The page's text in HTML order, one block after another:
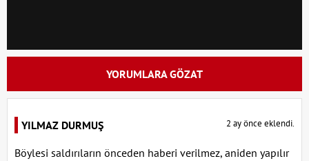
YORUMLARA GÖZAT
YILMAZ DURMUŞ 2 ay önce eklendi.
Böylesi saldırıların önceden haberi verilmez, aniden yapılır